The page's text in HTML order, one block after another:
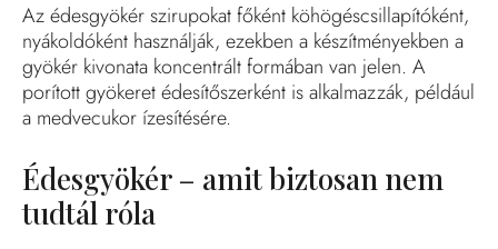
Az édesgyökér szirupokat főként köhögéscsillapítóként,
nyákoldóként használják, ezekben a készítményekben a
gyökér kivonata koncentrált formában van jelen. A
porított gyökeret édesítőszerként is alkalmazzák, például
a medvecukor ízesítésére.
Édesgyökér – amit biztosan nem
tudtál róla